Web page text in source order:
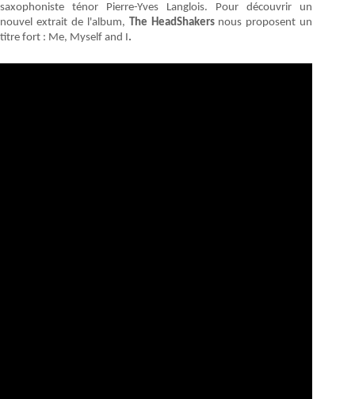
saxophoniste ténor
Pierre-Yves Langlois. Pour découvrir un
nouvel extrait de l'album, The HeadShakersnous proposent un
titre fort : Me, Myself and I.